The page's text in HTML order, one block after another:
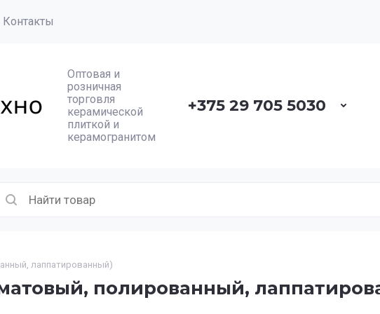
Контакты
Оптовая и
розничная
торговля
керамической
плиткой и
керамогранитом
+375 29 705 5030
лаппатированный)
полированный,